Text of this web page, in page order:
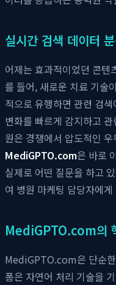
실시간 검색 데이터
어제는 효과적이었던 콘텐
를 들어, 새로운 치료 기술
적으로 유행하면 관련 검
변화를 빠르게 감지하고
원은 경쟁에서 압도적인
MediGPTO.com은 바로
실제로 어떤 질문을 하고
여 병원 마케팅 담당자에
MediGPTO.com의
MediGPTO.com은 단순
폼은 자연어 처리 기술을